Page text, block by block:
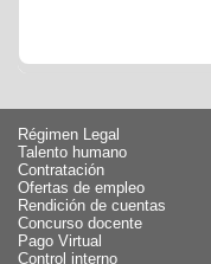
Régimen Legal
Talento humano
Contratación
Ofertas de empleo
Rendición de cuentas
Concurso docente
Pago Virtual
Control interno